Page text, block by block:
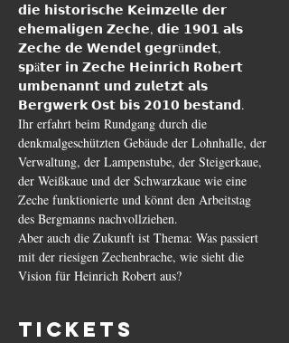
𝗱𝗶𝗲 𝗵𝗶𝘀𝘁𝗼𝗿𝗶𝘀𝗰𝗵𝗲 𝗞𝗲𝗶𝗺𝘇𝗲𝗹𝗹𝗲 𝗱𝗲𝗿
𝗲𝗵𝗲𝗺𝗮𝗹𝗶𝗴𝗲𝗻 𝗭𝗲𝗰𝗵𝗲, 𝗱𝗶𝗲 𝟭𝟵𝟬𝟭 𝗮𝗹𝘀
𝗭𝗲𝗰𝗵𝗲 𝗱𝗲 𝗪𝗲𝗻𝗱𝗲𝗹 𝗴𝗲𝗴𝗿ü𝗻𝗱𝗲𝘁,
𝘀𝗽ä𝘁𝗲𝗿 𝗶𝗻 𝗭𝗲𝗰𝗵𝗲 𝗛𝗲𝗶𝗻𝗿𝗶𝗰𝗵 𝗥𝗼𝗯𝗲𝗿𝘁
𝘂𝗺𝗯𝗲𝗻𝗮𝗻𝗻𝘁 𝘂𝗻𝗱 𝘇𝘂𝗹𝗲𝘁𝘇𝘁 𝗮𝗹𝘀
𝗕𝗲𝗿𝗴𝘄𝗲𝗿𝗸 𝗢𝘀𝘁 𝗯𝗶𝘀 𝟮𝟬𝟭𝟬 𝗯𝗲𝘀𝘁𝗮𝗻𝗱.
Ihr erfahrt beim Rundgang durch die
denkmalgeschützten Gebäude der Lohnhalle, der
Verwaltung, der Lampenstube, der Steigerkaue,
der Weißkaue und der Schwarzkaue wie eine
Zeche funktionierte und könnt den Arbeitstag
des Bergmanns nachvollziehen.
Aber auch die Zukunft ist Thema: Was passiert
mit der riesigen Zechenbrache, wie sieht die
Vision für Heinrich Robert aus?
Tickets